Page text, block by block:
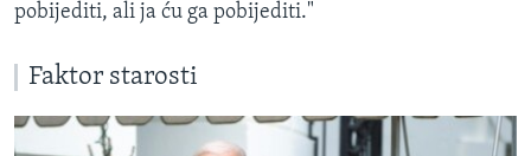
pobijediti, ali ja ću ga pobijediti."
Faktor starosti